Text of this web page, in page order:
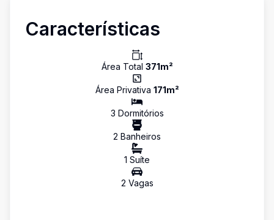
Características
Área Total 371m²
Área Privativa 171m²
3 Dormitórios
2 Banheiros
1 Suíte
2 Vagas